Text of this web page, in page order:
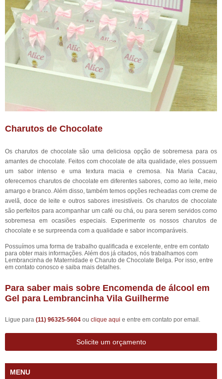
Charutos de Chocolate
Os charutos de chocolate são uma deliciosa opção de sobremesa para os
amantes de chocolate. Feitos com chocolate de alta qualidade, eles possuem
um sabor intenso e uma textura macia e cremosa. Na Maria Cacau,
oferecemos charutos de chocolate em diferentes sabores, como ao leite, meio
amargo e branco. Além disso, também temos opções recheadas com creme de
avelã, doce de leite e outros sabores irresistíveis. Os charutos de chocolate
são perfeitos para acompanhar um café ou chá, ou para serem servidos como
sobremesa em ocasiões especiais. Experimente os nossos charutos de
chocolate e se surpreenda com a qualidade e sabor incomparáveis.
Possuímos uma forma de trabalho qualificada e excelente, entre em contato
para obter mais informações. Além dos já citados, nós trabalhamos com
Lembrancinha de Maternidade e Charuto de Chocolate Belga. Por isso, entre
em contato conosco e saiba mais detalhes.
Para saber mais sobre Encomenda de álcool em
Gel para Lembrancinha Vila Guilherme
Ligue para (11) 96325-5604 ou clique aqui e entre em contato por email.
Solicite um orçamento
MENU